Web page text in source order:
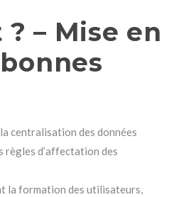
– Mise en
centralisation des données
d’affectation des
la formation des utilisateurs,